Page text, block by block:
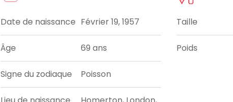
Date de naissance Février 19, 1957
Âge 69 ans
Signe du zodiaque Poisson
Taille
Poids